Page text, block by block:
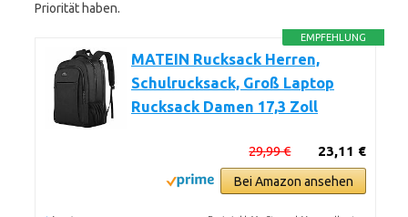
Priorität haben.
EMPFEHLUNG
MATEIN Rucksack Herren,
Schulrucksack, Groß Laptop
Rucksack Damen 17,3 Zoll
23,11 €
29,99 €
Bei Amazon ansehen